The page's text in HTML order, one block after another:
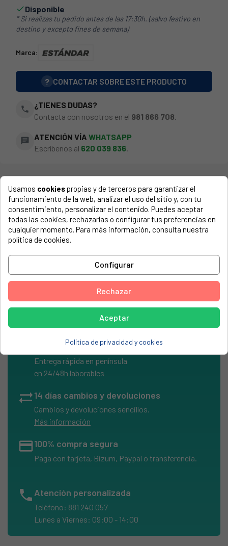
Disponible
* Si realizas tu pedido antes de las 17:30h. (salvo festivo en
destino y excepto fines de semana)
Marca:
? CONTACTAR SOBRE ESTE PRODUCTO
phone
¿TIENES DUDAS?
Contacta con nosotros en el 981 866 708
chat ATENCIÓN VÍA WHATSAPP
Escríbenos al 620 039 836.
COMPATIBLE CON...
El número de modelo lo encontrarás en la etiqueta de tu
electrodoméstico. Suele estar formado por números y
letras.
Condensador bipolar 40MF/ 450V con cable
Envíos Express
Entrega rápida en península
en 24/48h laborables
sync_alt14 días cambios y devoluciones
Cambios y devoluciones sencillos.
Más información
credit_card100% compra segura
Paga con tarjeta, Bizum, Paypal o transferencia.
phone Atención personalizada
Teléfono: 881 240 057
Lunes a Viernes: 09:00 - 14:00
Usamos cookiespropias y de terceros para garantizar el
funcionamiento de la web, analizar el uso del sitio y, con tu
consentimiento, personalizar el contenido. Puedes aceptar
todas las cookies, rechazarlas o configurar tus preferencias en
cualquier momento. Para más información, consulta nuestra
política de cookies.
Configurar
Rechazar
Aceptar
Política de privacidad y cookies